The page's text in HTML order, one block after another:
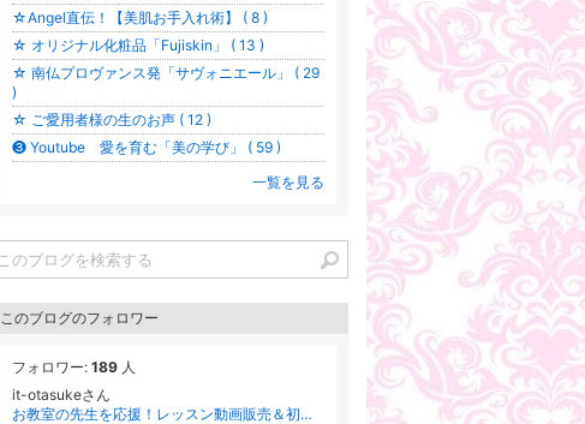
☆Angel直伝！【美肌お手入れ術】 ( 8 )
☆ オリジナル化粧品「Fujiskin」 ( 13 )
☆ 南仏プロヴァンス発「サヴォニエール」 ( 29
)
☆ ご愛用者様の生のお声 ( 12 )
❸ Youtube 愛を育む「美の学び」 ( 59 )
一覧を見る
このブログのフォロワー
フォロワー: 189 人
it-otasukeさん
お教室の先生を応援！レッスン動画販売＆初心者さん専門IT＆AIサポート むらまつ さき